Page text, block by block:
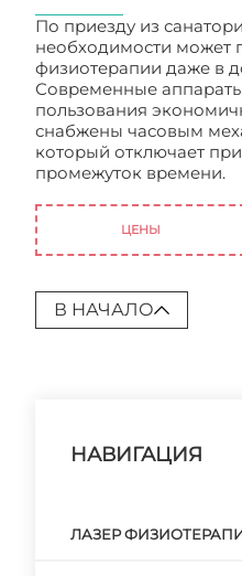
По приезду из
необходимости может
физиотерапии даже в
Современные
пользования
снабжены часовым
который отключает
промежуток времени.
ЦЕНЫ
В НАЧАЛО
НАВИГАЦИЯ
ЛАЗЕР